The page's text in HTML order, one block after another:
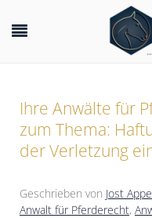
Ihre Anwälte für
zum Thema:
der Verletzung
Geschrieben von Jost
Anwalt für Pferderecht,